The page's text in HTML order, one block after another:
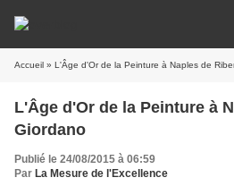
Accueil » L'Âge d'Or de la Peinture à Naples de
L'Âge d'Or de la Peinture à
Giordano
Publié le 24/08/2015 à 06:59
Par La Mesure de l'Excellence